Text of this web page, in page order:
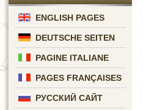
ENGLISH PAGES
DEUTSCHE SEITEN
PAGINE ITALIANE
PAGES FRANÇAISES
РУССКИЙ САЙТ